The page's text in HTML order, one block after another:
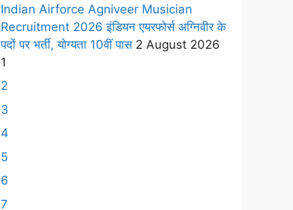
Indian Airforce Agniveer Musician
Recruitment 2026 इंडियन एयरफोर्स अग्निवीर के
पदों पर भर्ती, योग्यता 10वीं पास2 August 2026
1
2
3
4
5
6
7